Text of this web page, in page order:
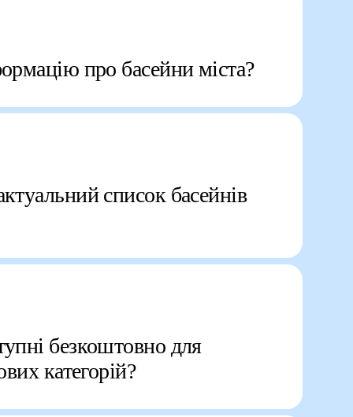
про басейни міста?
список басейнів
безкоштовно для
категорій?